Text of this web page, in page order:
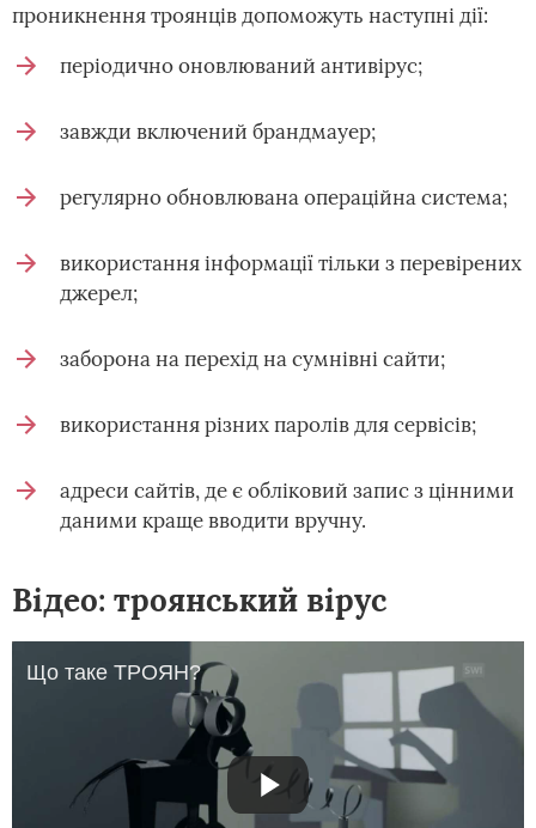
проникнення троянців допоможуть наступні дії:
періодично оновлюваний антивірус;
завжди включений брандмауер;
регулярно обновлювана операційна система;
використання інформації тільки з перевірених
джерел;
заборона на перехід на сумнівні сайти;
використання різних паролів для сервісів;
адреси сайтів, де є обліковий запис з цінними
даними краще вводити вручну.
Відео: троянський вірус
Що таке ТРОЯН?